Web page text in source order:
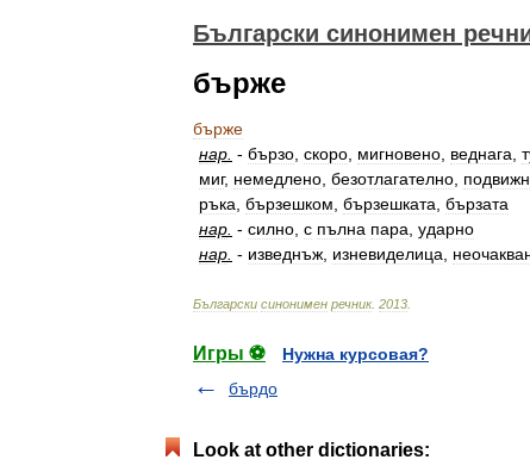
Български синонимен
бърже
бърже
нар - бързо скоро мигновено веднага
миг, немедлено безотлагателно
ръка бързешком бързешката бързата
нар - силно с пълна пара ударно
нар - изведнъж изневиделица
Български синонимен речник. 2013
Игры ⚽
Нужна курсовая?
бърдо
Look at other dictionaries: